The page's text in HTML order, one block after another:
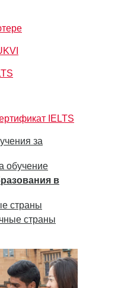
IELTS
за
обучение
в
страны
страны